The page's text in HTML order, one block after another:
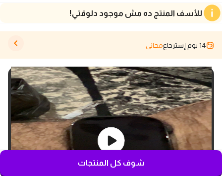
للأسف المنتج ده مش موجود دلوقتي!
14 يوم إسترجاع مجاني
شوف كل المنتجات